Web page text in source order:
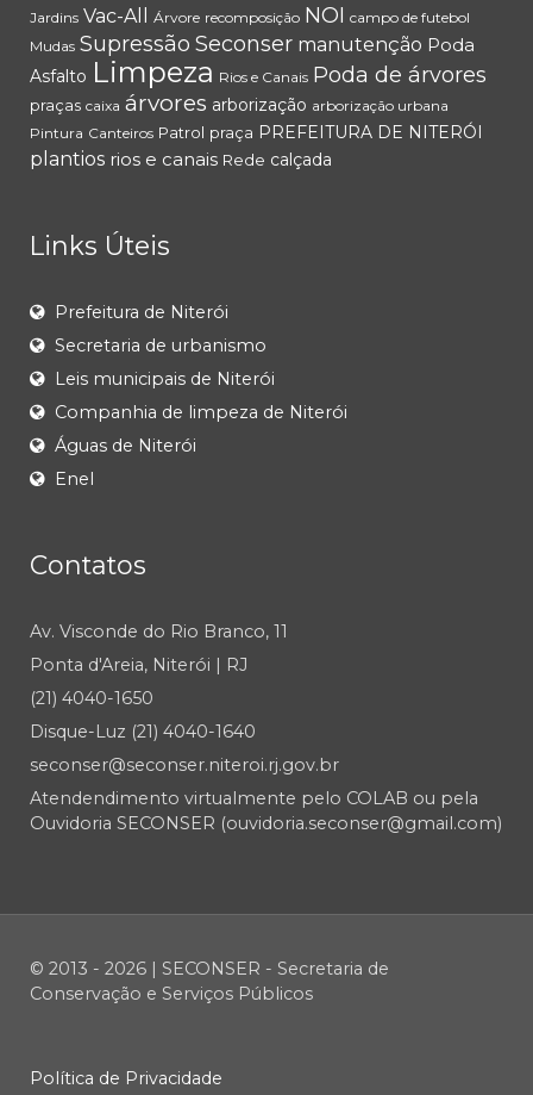
Jardins Vac-All Árvore recomposição NOI campo de futebol
Mudas Supressão Seconser manutenção Poda
Asfalto Limpeza Rios e Canais Poda de árvores
praças caixa árvores arborização arborização urbana
Pintura Canteiros Patrol praça PREFEITURA DE NITERÓI
plantios rios e canais Rede calçada
Links Úteis
Prefeitura de Niterói
Secretaria de urbanismo
Leis municipais de Niterói
Companhia de limpeza de Niterói
Águas de Niterói
Enel
Contatos
Av. Visconde do Rio Branco, 11
Ponta d'Areia, Niterói | RJ
(21) 4040-1650
Disque-Luz (21) 4040-1640
seconser@seconser.niteroi.rj.gov.br
Atendendimento virtualmente pelo COLAB ou pela
Ouvidoria SECONSER (ouvidoria.seconser@gmail.com)
© 2013 - 2026 | SECONSER - Secretaria de
Conservação e Serviços Públicos
Política de Privacidade